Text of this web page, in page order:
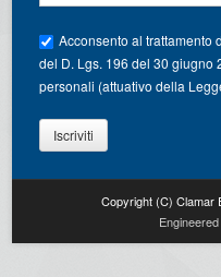
Acconsento al trattamento
del D. Lgs. 196 del 30 giugno
personali (attuativo della
Copyright (C) Clamar